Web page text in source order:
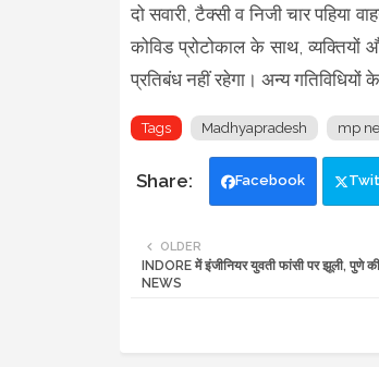
दो सवारी, टैक्सी व निजी चार पहिया
कोविड प्रोटोकाल के साथ,
प्रतिबंध नहीं रहेगा। अन्य
Tags Madhyapradesh mp
Facebook
OLDER
INDORE में इंजीनियर युवती फांसी पर झूली, पुणे
NEWS